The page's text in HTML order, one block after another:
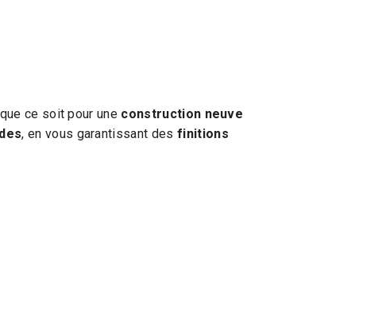
ce soit pour une construction neuve
, en vous garantissant des finitions